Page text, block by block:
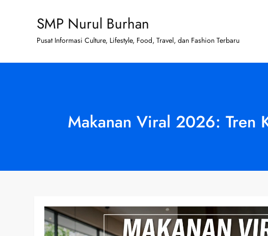
SMP Nurul Burhan
Pusat Informasi Culture, Lifestyle, Food, Travel, dan Fashion Terbaru
Makanan Viral 2026: Tren